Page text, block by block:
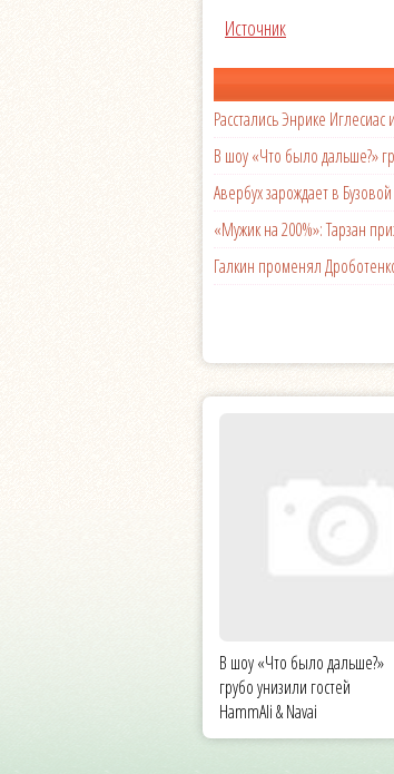
Источник
Расстались Энрике Иглесиас
В шоу «Что было дальше?»
Авербух зарождает в
«Мужик на 200%»: Тарзан
Галкин променял
В шоу «Что было дальше?»
грубо унизили гостей
HammAli & Navai